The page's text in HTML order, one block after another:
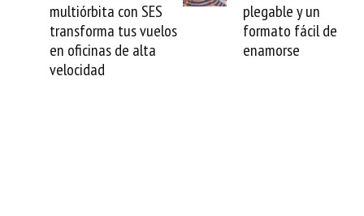
plegable y un
formato fácil de
enamorse
valida el crédito del
venezolano ante el
mundo